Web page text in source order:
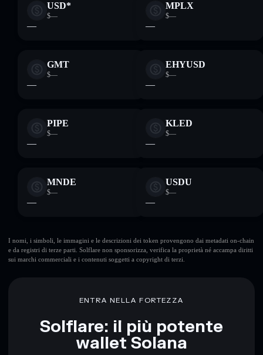
USD*
$—
—
MPLX
$—
—
GMT
$—
—
EHYUSD
$—
—
PIPE
$—
—
KLED
$—
—
MNDE
$—
—
USDU
$—
—
I nomi, i simboli, le immagini e le descrizioni dei token provengono dai metadati on-chain
e da registri di terze parti. Solflare non sponsorizza, verifica la proprietà né accampa diritti
sui marchi commerciali e i contenuti soggetti a copyright di terzi.
ENTRA NELLA FORTEZZA
Solflare: il più potente
wallet Solana